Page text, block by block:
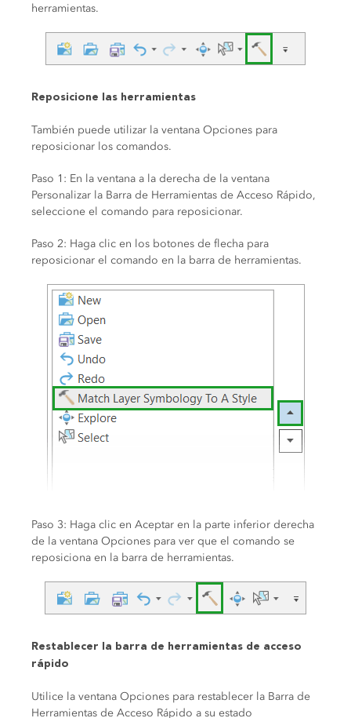
herramientas.
Reposicione las herramientas
También puede utilizar la ventana Opciones para
reposicionar los comandos.
Paso 1: En la ventana a la derecha de la ventana
Personalizar la Barra de Herramientas de Acceso Rápido,
seleccione el comando para reposicionar.
Paso 2: Haga clic en los botones de flecha para
reposicionar el comando en la barra de herramientas.
Paso 3: Haga clic en Aceptar en la parte inferior derecha
de la ventana Opciones para ver que el comando se
reposiciona en la barra de herramientas.
Restablecer la barra de herramientas de acceso
rápido
Utilice la ventana Opciones para restablecer la Barra de
Herramientas de Acceso Rápido a su estado